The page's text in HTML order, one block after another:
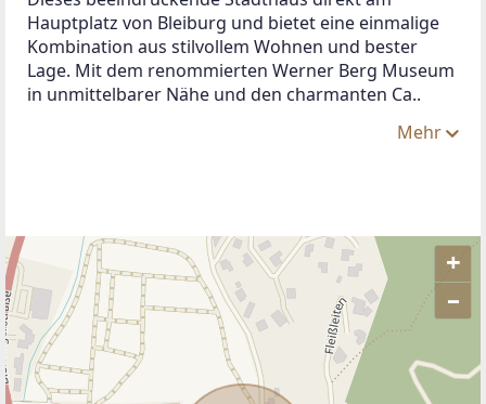
Hauptplatz von Bleiburg und bietet eine einmalige
Kombination aus stilvollem Wohnen und bester
Lage. Mit dem renommierten Werner Berg Museum
in unmittelbarer Nähe und den charmanten Ca..
Mehr
+
–
ANBIETER KONTAKTIEREN